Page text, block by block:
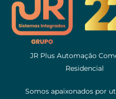
JR Plus Automação
Residencial
Somos apaixonados por